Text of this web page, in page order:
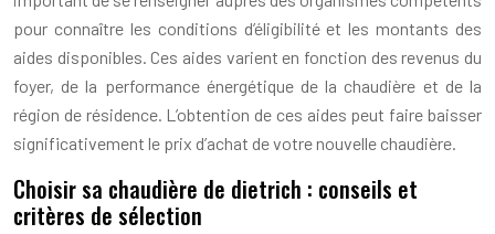
pour connaître les conditions d’éligibilité et les montants des
aides disponibles. Ces aides varient en fonction des revenus du
foyer, de la performance énergétique de la chaudière et de la
région de résidence. L’obtention de ces aides peut faire baisser
significativement le prix d’achat de votre nouvelle chaudière.
Choisir sa chaudière de dietrich : conseils et
critères de sélection